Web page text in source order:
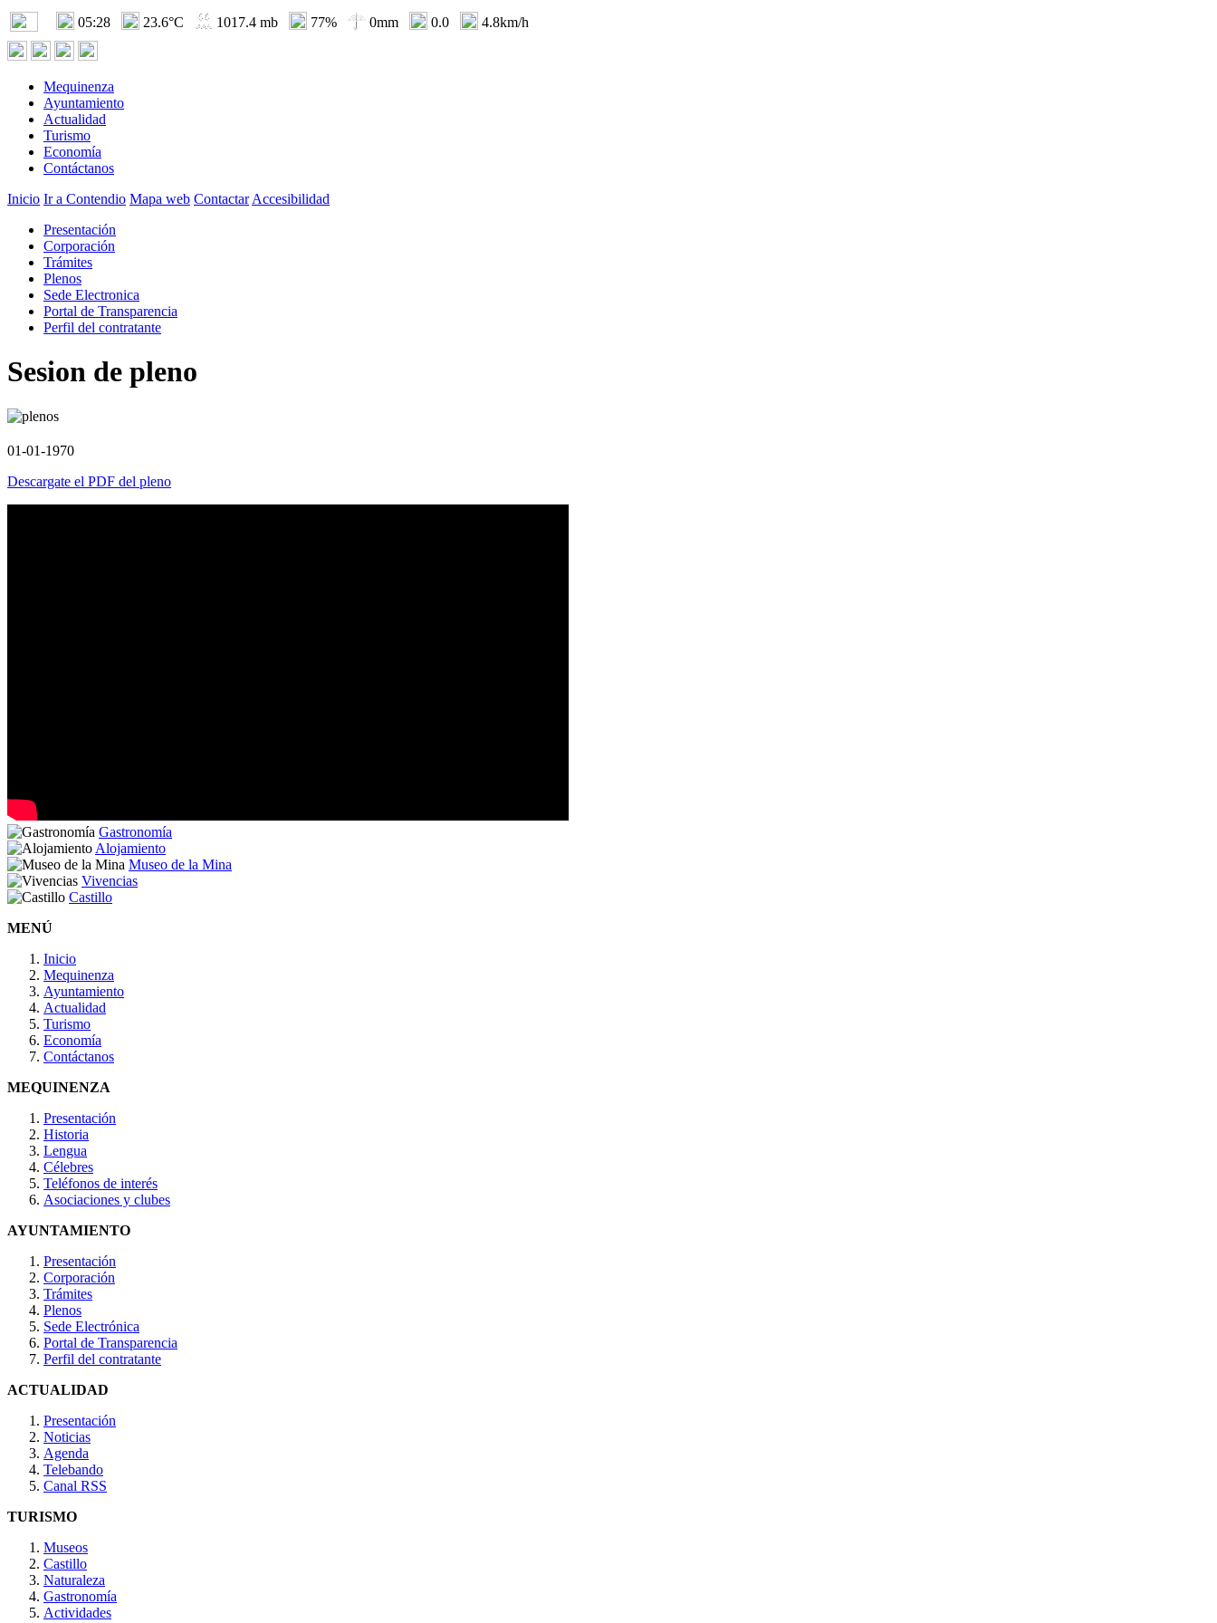
05:28 23.6°C 1017.4 mb 77% 0mm 0.0 4.8km/h
Mequinenza
Ayuntamiento
Actualidad
Turismo
Economía
Contáctanos
Inicio Ir a Contendio Mapa web Contactar Accesibilidad
Presentación
Corporación
Trámites
Plenos
Sede Electronica
Portal de Transparencia
Perfil del contratante
Sesion de pleno
01-01-1970
Descargate el PDF del pleno
Gastronomía
Alojamiento
Museo de la Mina
Vivencias
Castillo
MENÚ
Inicio
Mequinenza
Ayuntamiento
Actualidad
Turismo
Economía
Contáctanos
MEQUINENZA
Presentación
Historia
Lengua
Célebres
Teléfonos de interés
Asociaciones y clubes
AYUNTAMIENTO
Presentación
Corporación
Trámites
Plenos
Sede Electrónica
Portal de Transparencia
Perfil del contratante
ACTUALIDAD
Presentación
Noticias
Agenda
Telebando
Canal RSS
TURISMO
Museos
Castillo
Naturaleza
Gastronomía
Actividades